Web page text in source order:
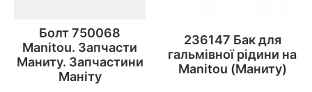
Болт 750068
Manitou. Запчасти
Маниту. Запчастини
Маніту
236147 Бак для
гальмівної рідини на
Manitou (Маниту)